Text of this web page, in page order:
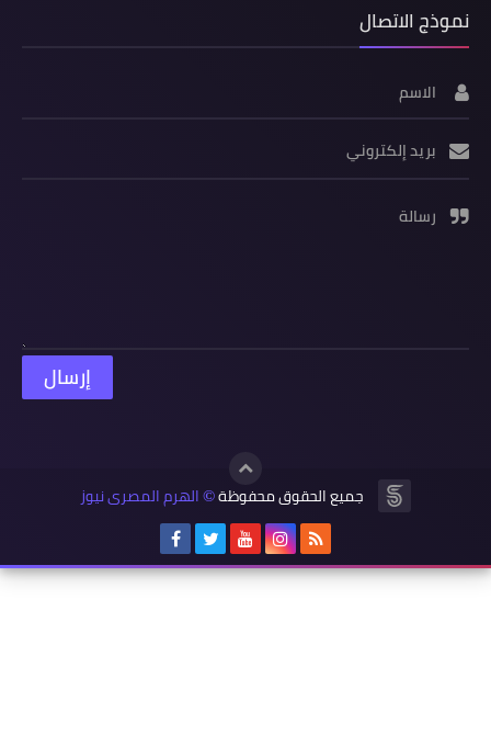
نموذج الاتصال
الاسم
بريد إلكتروني
رسالة
جميع الحقوق محفوظة© الهرم المصرى نيوز